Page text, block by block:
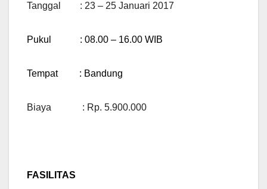
Tanggal : 23 – 25 Januari 2017
Pukul : 08.00 – 16.00 WIB
Tempat : Bandung
Biaya : Rp. 5.900.000
FASILITAS